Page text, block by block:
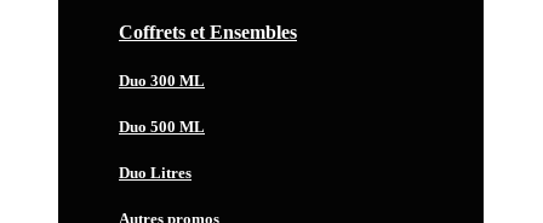
Coffrets et Ensembles
Duo 300 ML
Duo 500 ML
Duo Litres
Autres promos